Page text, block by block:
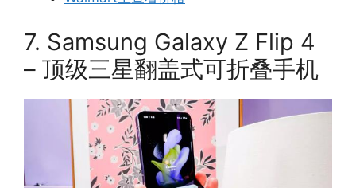
7. Samsung Galaxy Z Flip 4
– 顶级三星翻盖式可折叠手机